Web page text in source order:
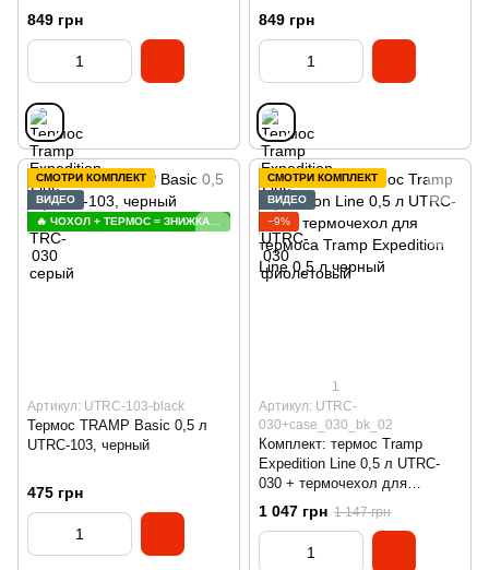
849 грн 849 грн
СМОТРИ КОМПЛЕКТ
ВИДЕО
🔥 ЧОХОЛ + ТЕРМОС = ЗНИЖКА 😍
Артикул: UTRC-103-black
Термос TRAMP Basic 0,5 л
UTRC-103, черный
475 грн
СМОТРИ КОМПЛЕКТ
ВИДЕО
−9%
1
Артикул: UTRC-
030+case_030_bk_02
Комплект: термос Tramp
Expedition Line 0,5 л UTRC-
030 + термочехол для
термоса Tramp Expedition Line
0,5 л черный
1 047 грн 1 147 грн